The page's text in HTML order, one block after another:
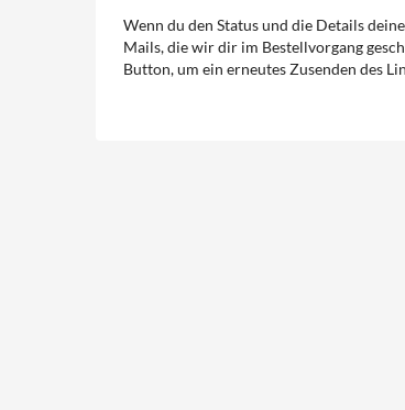
Wenn du den Status und die Details
Mails, die wir dir im Bestellvorgang
Button, um ein erneutes Zusenden des